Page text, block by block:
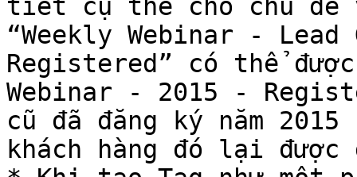
tiết cụ thể cho chủ đề
“Weekly Webinar -
Registered” có thể
Webinar - 2015 -
cũ đã đăng ký năm
khách hàng đó lại được